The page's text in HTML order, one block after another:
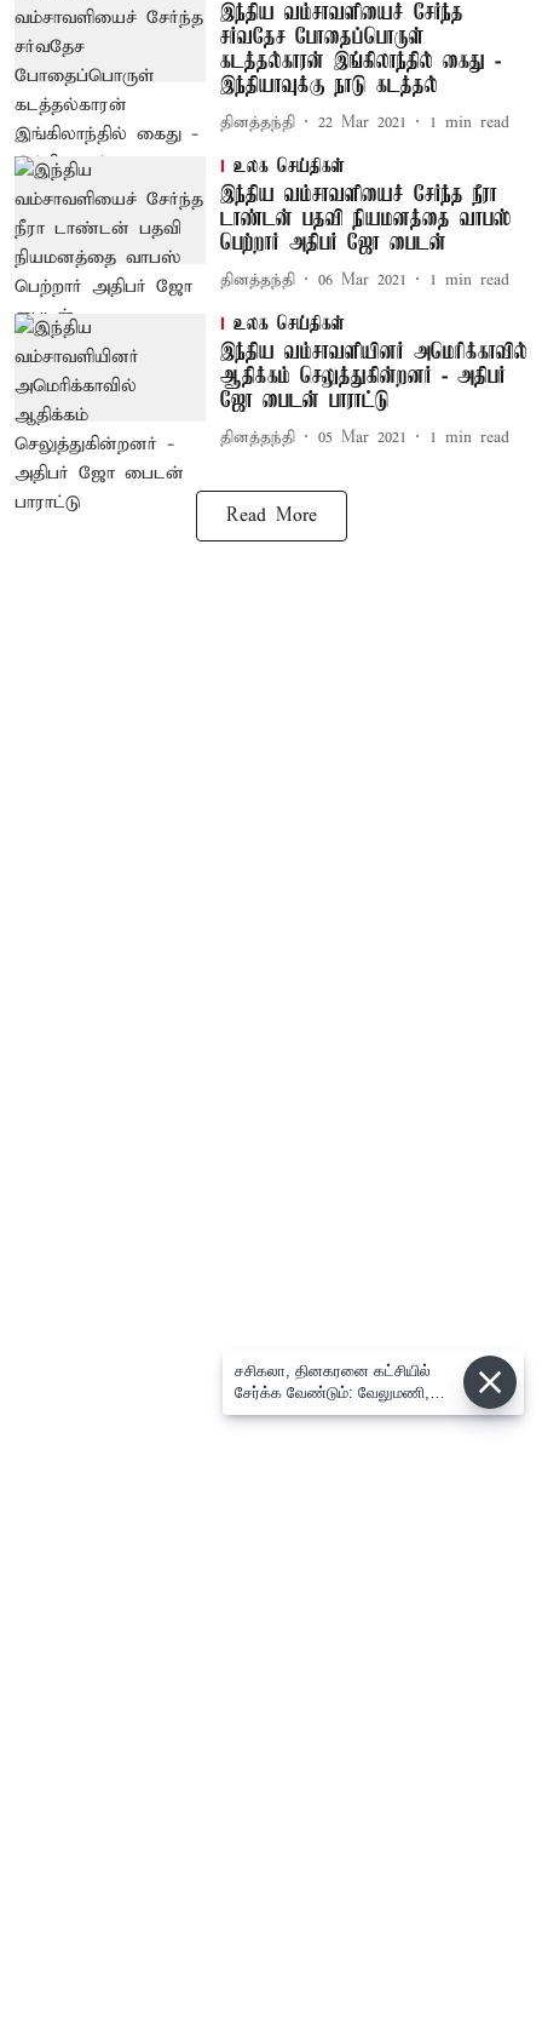
இந்திய வம்சாவளியைச் சேர்ந்த
சர்வதேச போதைப்பொருள்
கடத்தல்காரன் இங்கிலாந்தில் கைது -
இந்தியாவுக்கு நாடு கடத்தல்
தினத்தந்தி 22 Mar 2021 1 min read
உலக செய்திகள்
இந்திய வம்சாவளியைச் சேர்ந்த நீரா
டாண்டன் பதவி நியமனத்தை வாபஸ்
பெற்றார் அதிபர் ஜோ பைடன்
தினத்தந்தி 06 Mar 2021 1 min read
உலக செய்திகள்
இந்திய வம்சாவளியினர் அமெரிக்காவில்
ஆதிக்கம் செலுத்துகின்றனர் - அதிபர்
ஜோ பைடன் பாராட்டு
தினத்தந்தி 05 Mar 2021 1 min read
Read More
சசிகலா, தினகரனை கட்சியில்
சேர்க்க வேண்டும்: வேலுமணி,
விஸ்வநாதன் மீண்டும் போர்க்கொடி